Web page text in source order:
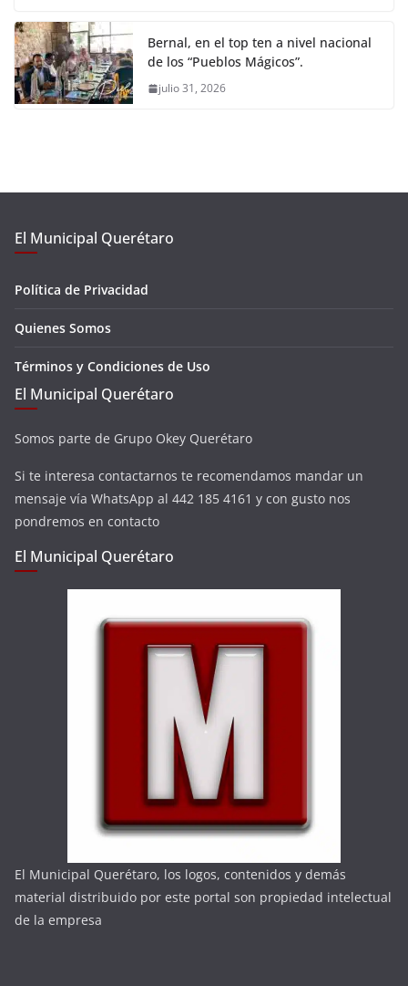
Bernal, en el top ten a nivel nacional
de los “Pueblos Mágicos”.
julio 31, 2026
El Municipal Querétaro
Política de Privacidad
Quienes Somos
Términos y Condiciones de Uso
El Municipal Querétaro
Somos parte de Grupo Okey Querétaro
Si te interesa contactarnos te recomendamos mandar un
mensaje vía WhatsApp al 442 185 4161 y con gusto nos
pondremos en contacto
El Municipal Querétaro
El Municipal Querétaro, los logos, contenidos y demás
material distribuido por este portal son propiedad intelectual
de la empresa